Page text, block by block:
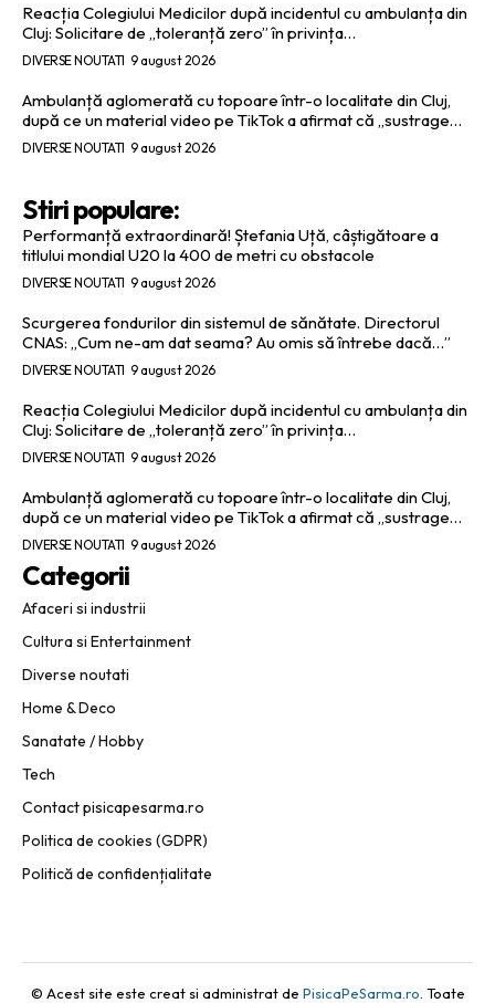
Reacția Colegiului Medicilor după incidentul cu ambulanța din
Cluj: Solicitare de „toleranță zero” în privința…
DIVERSE NOUTATI 9 august 2026
Ambulanță aglomerată cu topoare într-o localitate din Cluj,
după ce un material video pe TikTok a afirmat că „sustrage…
DIVERSE NOUTATI 9 august 2026
Stiri populare:
Performanță extraordinară! Ștefania Uță, câștigătoare a
titlului mondial U20 la 400 de metri cu obstacole
DIVERSE NOUTATI 9 august 2026
Scurgerea fondurilor din sistemul de sănătate. Directorul
CNAS: „Cum ne-am dat seama? Au omis să întrebe dacă…”
DIVERSE NOUTATI 9 august 2026
Reacția Colegiului Medicilor după incidentul cu ambulanța din
Cluj: Solicitare de „toleranță zero” în privința…
DIVERSE NOUTATI 9 august 2026
Ambulanță aglomerată cu topoare într-o localitate din Cluj,
după ce un material video pe TikTok a afirmat că „sustrage…
DIVERSE NOUTATI 9 august 2026
Categorii
Afaceri si industrii
Cultura si Entertainment
Diverse noutati
Home & Deco
Sanatate / Hobby
Tech
Contact pisicapesarma.ro
Politica de cookies (GDPR)
Politică de confidențialitate
© Acest site este creat si administrat de PisicaPeSarma.ro . Toate